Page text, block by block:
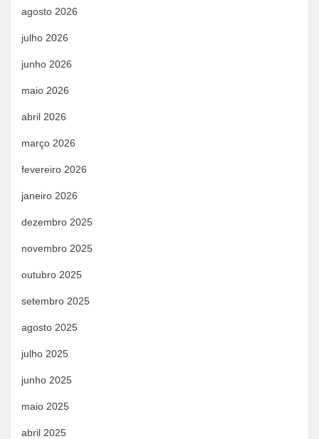
agosto 2026
julho 2026
junho 2026
maio 2026
abril 2026
março 2026
fevereiro 2026
janeiro 2026
dezembro 2025
novembro 2025
outubro 2025
setembro 2025
agosto 2025
julho 2025
junho 2025
maio 2025
abril 2025